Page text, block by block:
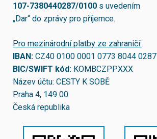
107-7380440287/0100 s uvedením
„Dar“ do zprávy pro příjemce.
Pro mezinárodní platby ze zahraničí:
IBAN: CZ40 0100 0001 0773 8044 0287
BIC/SWIFT kód: KOMBCZPPXXX
Název účtu: CESTY K SOBĚ
Praha 4, 149 00
Česká republika